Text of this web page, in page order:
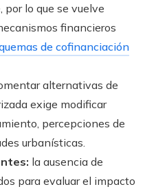
lo que se vuelve
financieros
de cofinanciación
alternativas de
exige modificar
percepciones de
urbanísticas.
la ausencia de
para evaluar el impacto